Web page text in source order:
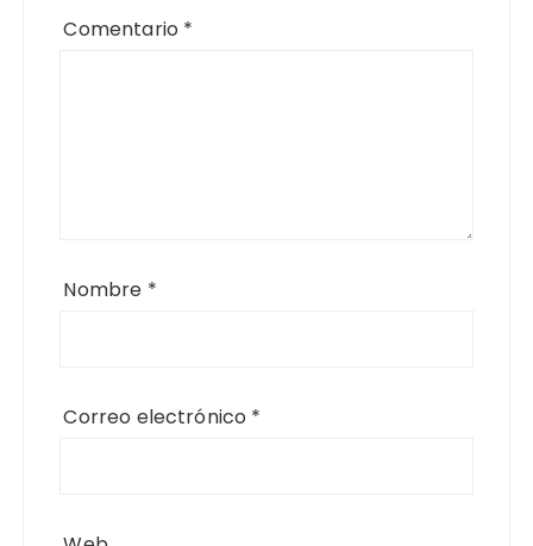
Comentario *
Nombre *
Correo electrónico *